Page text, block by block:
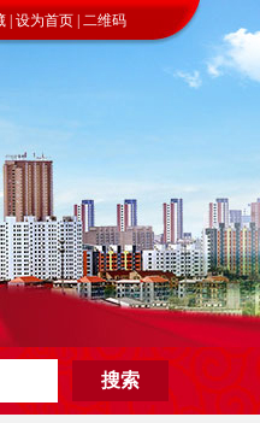
设为首页 | 二维码